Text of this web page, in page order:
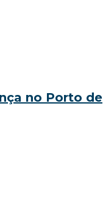
no Porto de